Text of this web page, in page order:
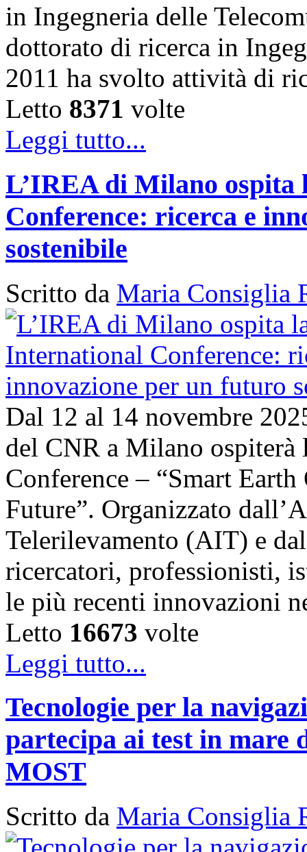
in Ingegneria delle
dottorato di ricerca in
2011 ha svolto attività di
Letto 8371 volte
Leggi tutto...
L’IREA di Milano
Conference: ricerca e
sostenibile
Scritto da Maria Consiglia
Dal 12 al 14 novembre
del CNR a Milano
Conference – “Smart
Future”. Organizzato
Telerilevamento (AIT) e
ricercatori, professionisti,
le più recenti innovazioni
Letto 16673 volte
Leggi tutto...
Tecnologie per la
partecipa ai test in mare
MOST
Scritto da Maria Consiglia